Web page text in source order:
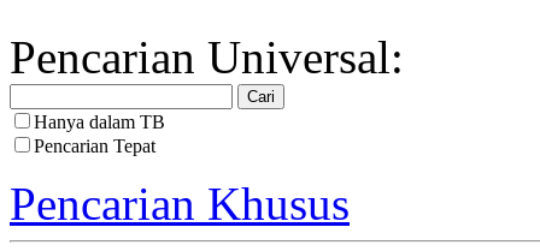
Pencarian Universal:
Hanya dalam TB
Pencarian Tepat
Pencarian Khusus